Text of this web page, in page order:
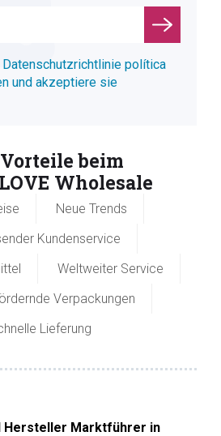
Datenschutzrichtlinie política
und akzeptiere sie
beim
Wholesale
Neue Trends
Kundenservice
Weltweiter Service
Verpackungen
Lieferung
Hersteller Marktführer in